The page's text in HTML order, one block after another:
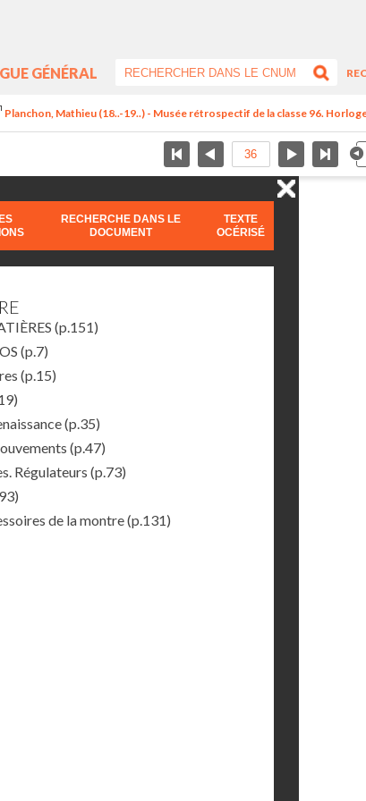
GÉNÉRAL
Planchon, Mathieu (18..-19..) - Musée rétrospectif de la classe 96.
RECHERCHE DANS LE
DOCUMENT
TEXTE
OCÉRISÉ
(p.151)
(p.7)
(p.15)
(p.35)
(p.47)
Régulateurs (p.73)
de la montre(p.131)